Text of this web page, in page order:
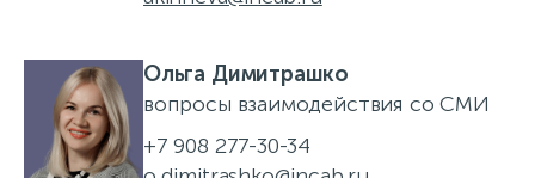
Ольга Димитрашко
вопросы взаимодействия со СМИ
+7 908 277-30-34